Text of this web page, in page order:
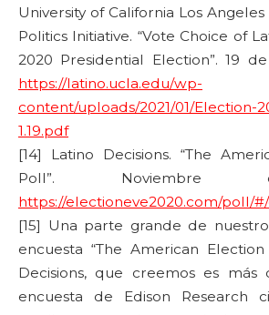
University of California Los
Politics Initiative. “Vote Choice of
2020 Presidential Election”. 19
https://latino.ucla.edu/wp-
content/uploads/2021/01/Election-
1.19.pdf
[14] Latino Decisions. “The
Poll”. Noviembre
https://electioneve2020.com/poll/
[15] Una parte grande de
encuesta “The American
Decisions, que creemos es
encuesta de Edison Research